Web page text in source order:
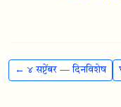
← ४ सप्टेंबर — दिनविशेष